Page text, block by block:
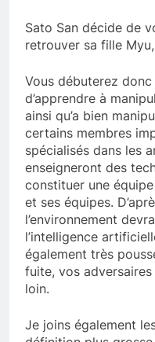
Sato San décide de
retrouver sa fille
Vous débuterez
d’apprendre à
ainsi qu’a bien
certains membres
spécialisés dans les
enseigneront des
constituer une
et ses équipes.
l’environnement
l’intelligence
également très
fuite, vos
loin.
Je joins également